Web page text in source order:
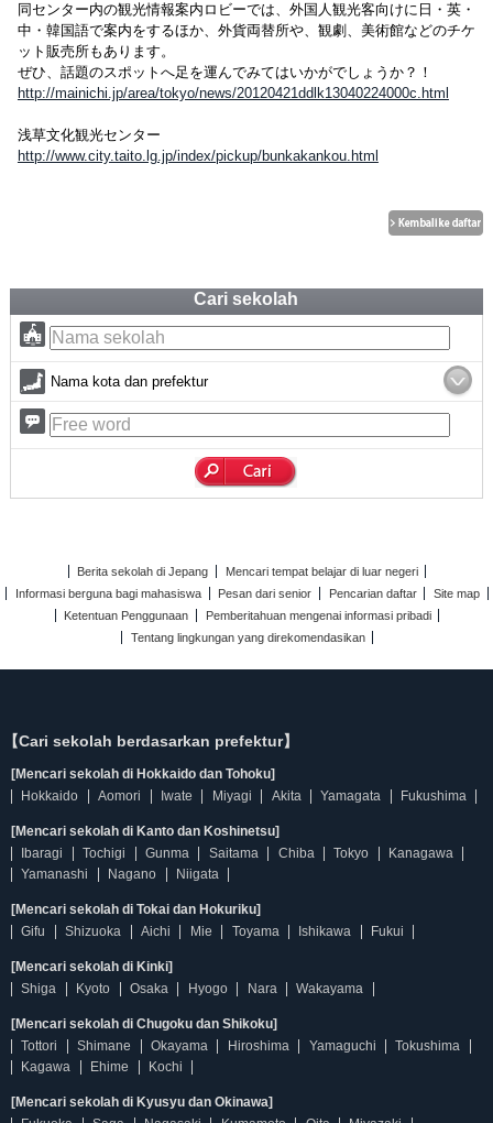
同センター内の観光情報案内ロビーでは、外国人観光客向けに日・英・
中・韓国語で案内をするほか、外貨両替所や、観劇、美術館などのチケ
ット販売所もあります。
ぜひ、話題のスポットへ足を運んでみてはいかがでしょうか？！
http://mainichi.jp/area/tokyo/news/20120421ddlk13040224000c.html
浅草文化観光センター
http://www.city.taito.lg.jp/index/pickup/bunkakankou.html
Cari sekolah
Nama kota dan prefektur
Berita sekolah di Jepang
Mencari tempat belajar di luar negeri
Informasi berguna bagi mahasiswa
Pesan dari senior Pencarian daftar
Site map
Ketentuan Penggunaan
Pemberitahuan mengenai informasi pribadi
Tentang lingkungan yang direkomendasikan
【Cari sekolah berdasarkan prefektur】
[Mencari sekolah di Hokkaido dan Tohoku]
Hokkaido
Aomori Iwate Miyagi Akita Yamagata Fukushima
[Mencari sekolah di Kanto dan Koshinetsu]
Ibaragi
Tochigi Gunma Saitama Chiba Tokyo
Kanagawa
Yamanashi
Nagano Niigata
[Mencari sekolah di Tokai dan Hokuriku]
Gifu
Shizuoka Aichi Mie Toyama Ishikawa Fukui
[Mencari sekolah di Kinki]
Shiga
Kyoto Osaka Hyogo Nara Wakayama
[Mencari sekolah di Chugoku dan Shikoku]
Tottori
Shimane Okayama Hiroshima Yamaguchi
Tokushima
Kagawa
Ehime Kochi
[Mencari sekolah di Kyusyu dan Okinawa]